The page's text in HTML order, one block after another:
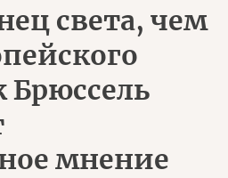
света, чем
Брюссель
мнение